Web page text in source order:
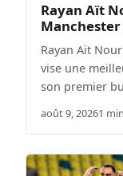
Rayan Aït
Rayan Aït
vise une
son premier
août 9, 20261 min